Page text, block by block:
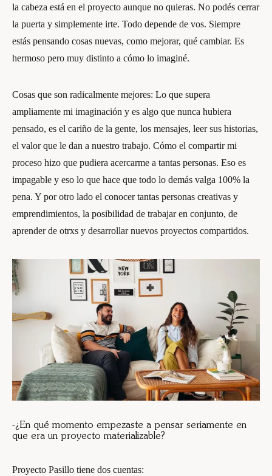
la cabeza está en el proyecto aunque no quieras. No podés cerrar
la puerta y simplemente irte. Todo depende de vos. Siempre
estás pensando cosas nuevas, como mejorar, qué cambiar. Es
hermoso pero muy distinto a cómo lo imaginé.
Cosas que son radicalmente mejores: Lo que supera
ampliamente mi imaginación y es algo que nunca hubiera
pensado, es el cariño de la gente, los mensajes, leer sus historias,
el valor que le dan a nuestro trabajo. Cómo el compartir mi
proceso hizo que pudiera acercarme a tantas personas. Eso es
impagable y eso lo que hace que todo lo demás valga 100% la
pena. Y por otro lado el conocer tantas personas creativas y
emprendimientos, la posibilidad de trabajar en conjunto, de
aprender de otrxs y desarrollar nuevos proyectos compartidos.
-¿En qué momento empezaste a pensar seriamente en
que era un proyecto materializable?
Proyecto Pasillo tiene dos cuentas: